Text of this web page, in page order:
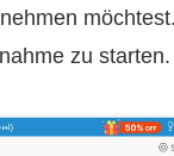
zu starten.